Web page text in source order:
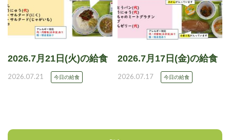
2026.7月21日(火)の給食
2026.07.21 今日の給食
2026.7月17日(金)の給食
2026.07.17 今日の給食